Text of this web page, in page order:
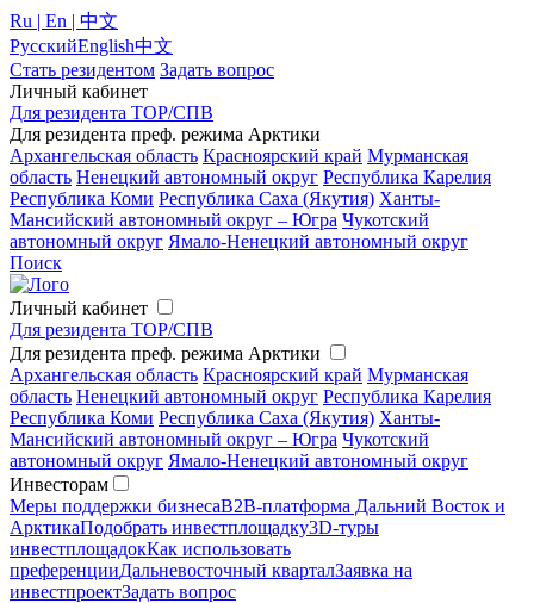
Ru | En | 中文
РусскийEnglish中文
Стать резидентом Задать вопрос
Личный кабинет
Для резидента ТОР/СПВ
Для резидента преф. режима Арктики
Архангельская область Красноярский край Мурманская
область Ненецкий автономный округ Республика Карелия
Республика Коми Республика Саха (Якутия) Ханты-
Мансийский автономный округ – Югра Чукотский
автономный округ Ямало-Ненецкий автономный округ
Поиск
Личный кабинет
Для резидента ТОР/СПВ
Для резидента преф. режима Арктики
Архангельская область Красноярский край Мурманская
область Ненецкий автономный округ Республика Карелия
Республика Коми Республика Саха (Якутия) Ханты-
Мансийский автономный округ – Югра Чукотский
автономный округ Ямало-Ненецкий автономный округ
Инвесторам
Меры поддержки бизнесаB2B-платформа Дальний Восток и
АрктикаПодобрать инвестплощадку3D-туры
инвестплощадокКак использовать
преференцииДальневосточный кварталЗаявка на
инвестпроектЗадать вопрос